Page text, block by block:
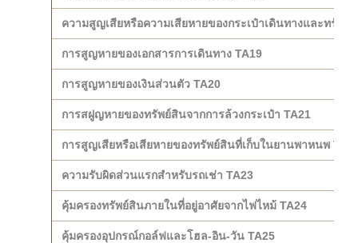
ความสูญเสียหรือความเสียหายของกระเป๋าเดินทางและทรัพย์
การสูญหายของเอกสารการเดินทาง TA19
การสูญหายของเงินส่วนตัว TA20
การสฝูญหายของทรัพย์สินจากการล้วงกระเป๋า TA21
การสูญเสียหรือเสียหายของทรัพย์สินที่เก็บในยานพาหนพ
ความรับผิดส่วนแรกสำหรับรถเช่า TA23
คุ้มครองทรัพย์สินภายในที่อยู่อาศัยจากไฟไหม้ TA24
คุ้มครองอุปกรณ์กอล์ฟและโฮล-อิน-วัน TA25